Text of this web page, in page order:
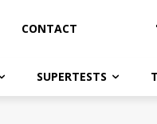
CONTACT
SUPERTESTS